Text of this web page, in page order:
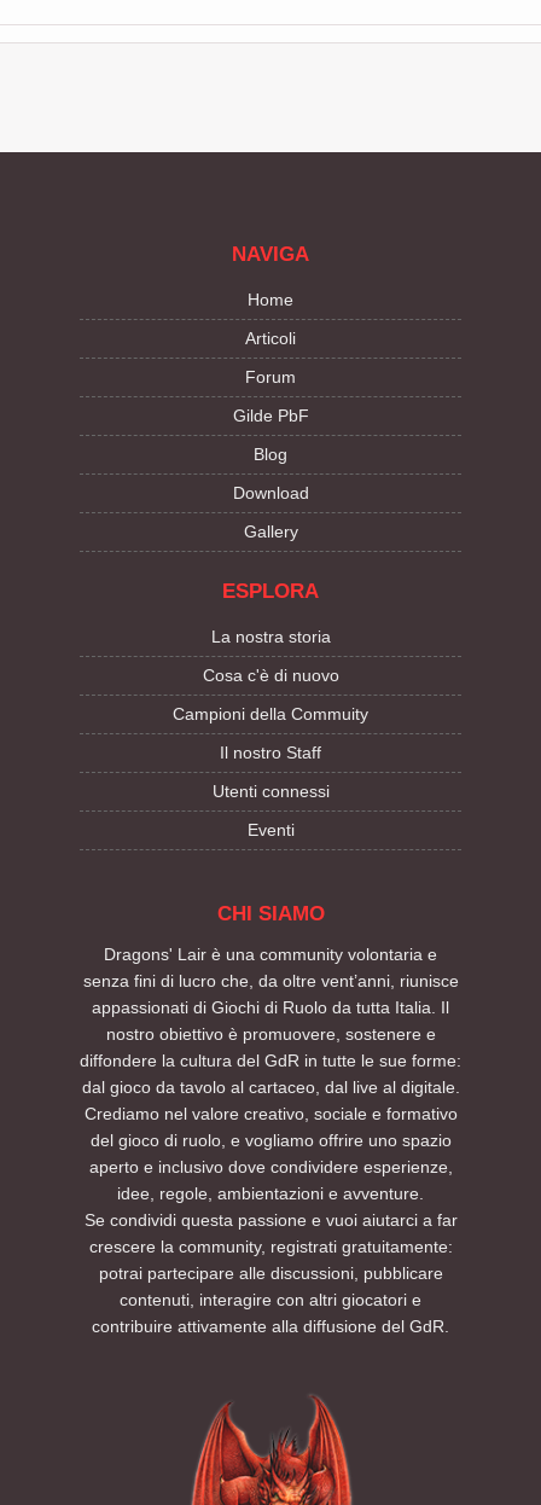
NAVIGA
Home
Articoli
Forum
Gilde PbF
Blog
Download
Gallery
ESPLORA
La nostra storia
Cosa c'è di nuovo
Campioni della Commuity
Il nostro Staff
Utenti connessi
Eventi
CHI SIAMO
Dragons' Lair è una community volontaria e
senza fini di lucro che, da oltre vent’anni, riunisce
appassionati di Giochi di Ruolo da tutta Italia. Il
nostro obiettivo è promuovere, sostenere e
diffondere la cultura del GdR in tutte le sue forme:
dal gioco da tavolo al cartaceo, dal live al digitale.
Crediamo nel valore creativo, sociale e formativo
del gioco di ruolo, e vogliamo offrire uno spazio
aperto e inclusivo dove condividere esperienze,
idee, regole, ambientazioni e avventure.
Se condividi questa passione e vuoi aiutarci a far
crescere la community, registrati gratuitamente:
potrai partecipare alle discussioni, pubblicare
contenuti, interagire con altri giocatori e
contribuire attivamente alla diffusione del GdR.